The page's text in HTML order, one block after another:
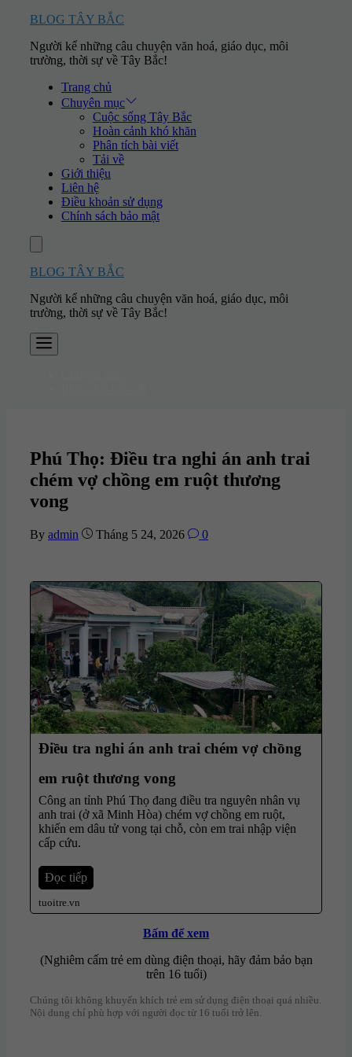
content
BLOG TÂY BẮC
Người kể những câu chuyện văn hoá, giáo dục, môi
trường, thời sự về Tây Bắc!
Trang chủ
Chuyên mục
Cuộc sống Tây Bắc
Hoàn cảnh khó khăn
Phân tích bài viết
Tải về
Giới thiệu
Liên hệ
Điều khoản sử dụng
Chính sách bảo mật
Account
BLOG TÂY BẮC
Người kể những câu chuyện văn hoá, giáo dục, môi
trường, thời sự về Tây Bắc!
Menu
Phú Thọ: Điều tra nghi án anh trai
chém vợ chồng em ruột thương
vong
By admin Tháng 5 24, 2026 0
Điều tra nghi án anh trai chém vợ chồng
em ruột thương vong
Công an tỉnh Phú Thọ đang điều tra nguyên nhân vụ
anh trai (ở xã Minh Hòa) chém vợ chồng em ruột,
khiến em dâu tử vong tại chỗ, còn em trai nhập viện
cấp cứu.
Đọc tiếp
tuoitre.vn
Bấm để xem
(Nghiêm cấm trẻ em dùng điện thoại, hãy đảm bảo bạn
trên 16 tuổi)
Chúng tôi không khuyến khích trẻ em sử dụng điện thoại quá nhiều.
Nội dung chỉ phù hợp với người đọc từ 16 tuổi trở lên.